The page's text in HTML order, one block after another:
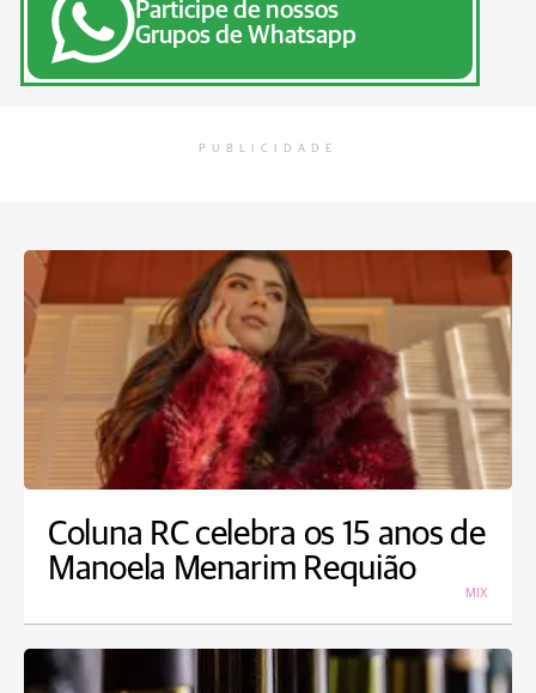
Participe de nossos
Grupos de Whatsapp
PUBLICIDADE
Coluna RC celebra os 15 anos de
Manoela Menarim Requião
MIX